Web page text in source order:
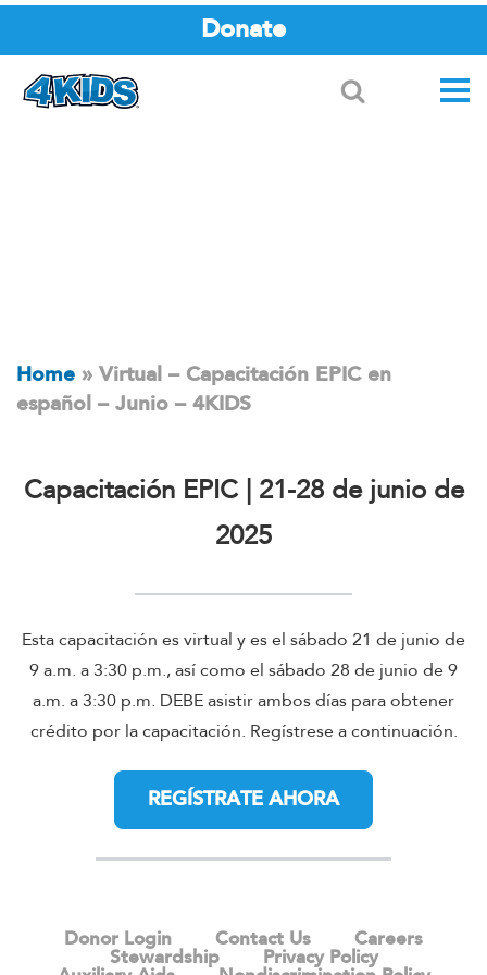
Donate
Home » Virtual – Capacitación EPIC en
español – Junio ​​– 4KIDS
Capacitación EPIC | 21-28 de junio de
2025
Esta capacitación es virtual y es el sábado 21 de junio de
9 a.m. a 3:30 p.m., así como el sábado 28 de junio de 9
a.m. a 3:30 p.m. DEBE asistir ambos días para obtener
crédito por la capacitación. Regístrese a continuación.
REGÍSTRATE AHORA
Donor Login Contact Us
Careers
Stewardship
Privacy Policy